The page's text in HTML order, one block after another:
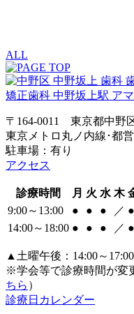
ALL
〒164-0011 東京都中野
東京メトロ丸ノ内線･都
駐車場：有り
アクセス
診療時間 月 火 水 木
9:00～13:00
● ● ● ／ ●
14:00～18:00 ● ● ● ／ ●
▲土曜午後：14:00～17:00
※学会等で診療時間が変
ちら ）
診療日カレンダー